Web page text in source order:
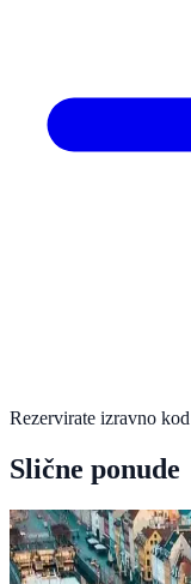
Rezervirate izravno
Slične ponude